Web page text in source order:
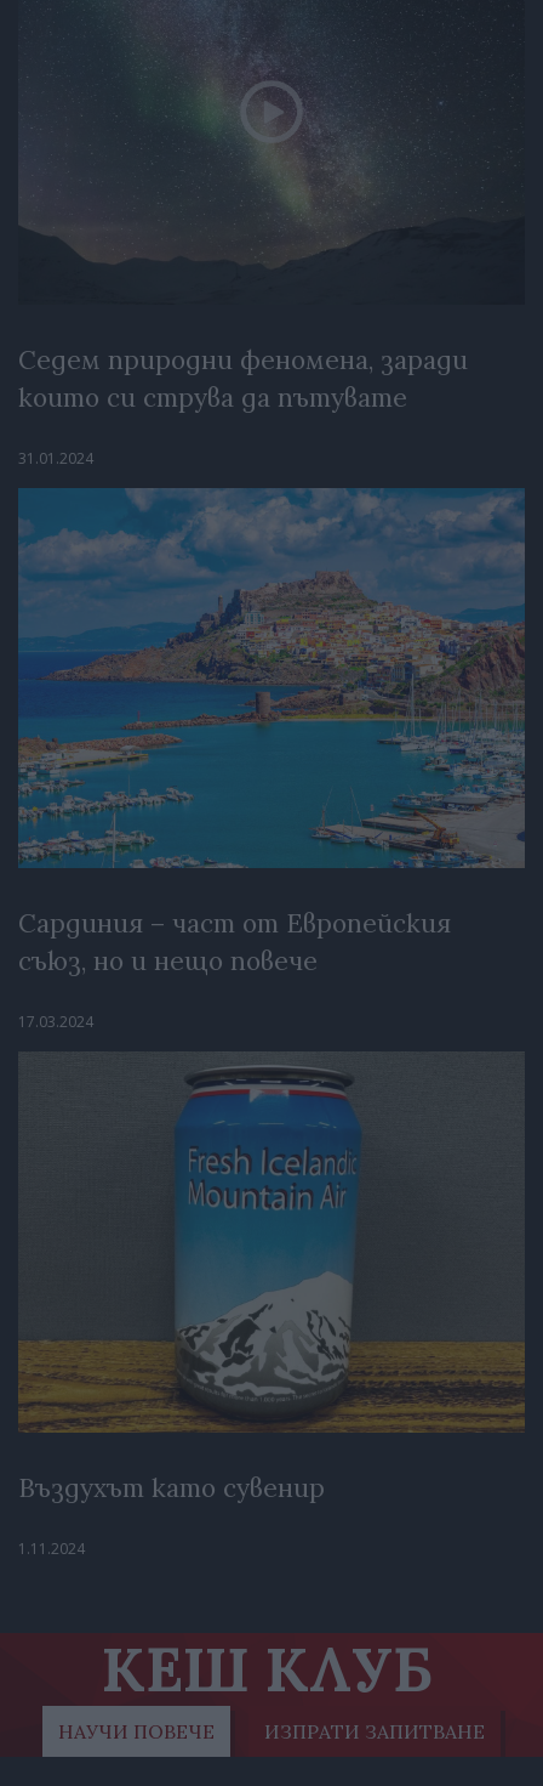
Седем природни феномена, заради
които си струва да пътувате
31.01.2024
Сардиния – част от Европейския
съюз, но и нещо повече
17.03.2024
Въздухът като сувенир
1.11.2024
КЕШ КЛУБ
НАУЧИ ПОВЕЧЕ ИЗПРАТИ ЗАПИТВАНЕ